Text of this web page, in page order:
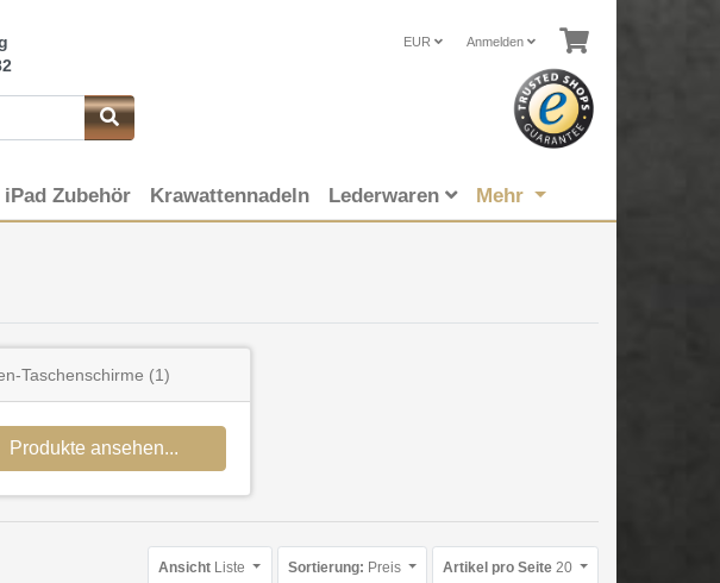
EUR Anmelden
Zubehör Krawattennadeln Lederwaren Mehr
Taschenschirme (1)
Produkte ansehen...
Ansicht Liste Sortierung: Preis Artikel pro Seite 20